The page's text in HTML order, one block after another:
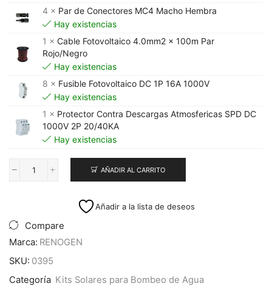
4 × Par de Conectores MC4 Macho Hembra
Hay existencias
1 × Cable Fotovoltaico 4.0mm2 x 100m Par
Rojo/Negro
Hay existencias
8 × Fusible Fotovoltaico DC 1P 16A 1000V
Hay existencias
1 × Protector Contra Descargas Atmosfericas SPD DC
1000V 2P 20/40KA
Hay existencias
Kit
15KW
cantidad
AÑADIR AL CARRITO
Añadir a la lista de deseos
Compare
Marca: RENOGEN
SKU: 0395
Categoría Kits Solares para Bombeo de Agua